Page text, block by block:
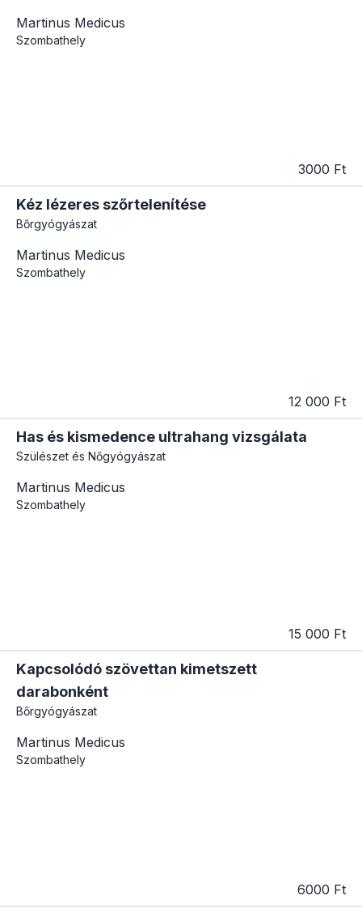
Martinus Medicus
Szombathely
3000 Ft
Kéz lézeres szőrtelenítése
Bőrgyógyászat
Martinus Medicus
Szombathely
12 000 Ft
Has és kismedence ultrahang vizsgálata
Szülészet és Nőgyógyászat
Martinus Medicus
Szombathely
15 000 Ft
Kapcsolódó szövettan kimetszett
darabonként
Bőrgyógyászat
Martinus Medicus
Szombathely
6000 Ft